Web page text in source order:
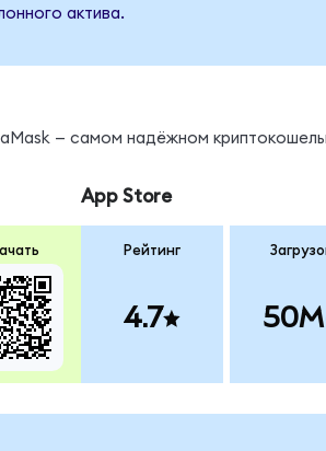
актива.
— самом надёжном
App Store
Рейтинг
4.7